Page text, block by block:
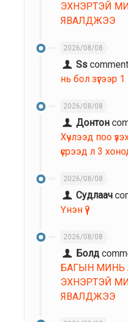
ЭХНЭРТЭЙ
ЯВАЛДЖЭЭ
2026/08/08
Ss
нь бол зүгээр 1
2026/08/08
Донтон
Хүчлээд поо
үсрээд л 3
2026/08/08
Судлаач
Үнэн үү?
2026/08/08
Болд
БАГЫН МИНЬ
ЭХНЭРТЭЙ
ЯВАЛДЖЭЭ